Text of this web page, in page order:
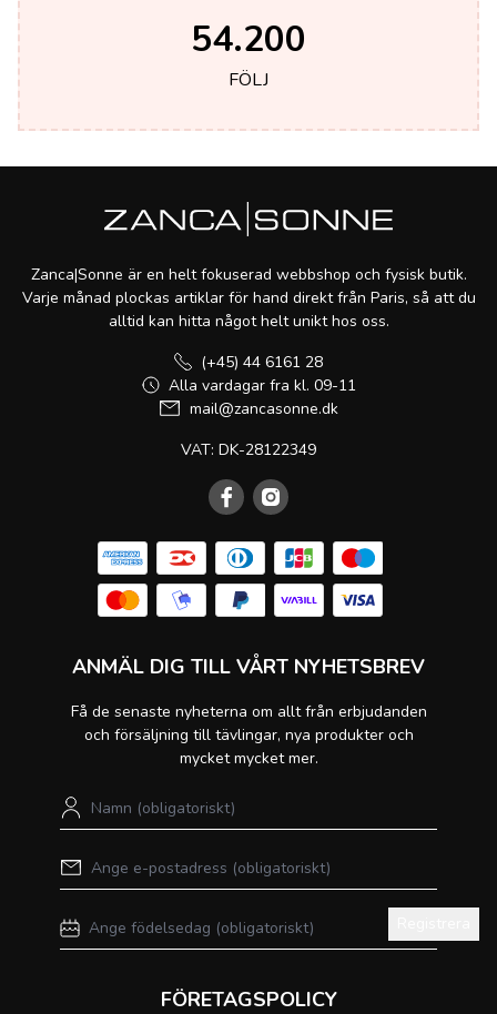
54.200
FÖLJ
Zanca|Sonne är en helt fokuserad webbshop och fysisk butik.
Varje månad plockas artiklar för hand direkt från Paris, så att du
alltid kan hitta något helt unikt hos oss.
(+45) 44 6161 28
Alla vardagar fra kl. 09-11
mail@zancasonne.dk
VAT: DK-28122349
ANMÄL DIG TILL VÅRT NYHETSBREV
Få de senaste nyheterna om allt från erbjudanden
och försäljning till tävlingar, nya produkter och
mycket mycket mer.
FÖRETAGSPOLICY